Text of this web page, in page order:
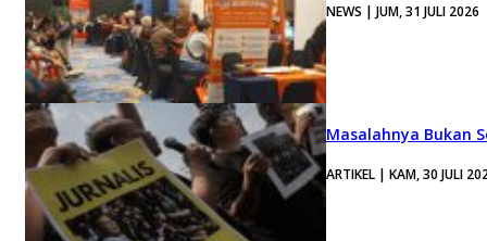
NEWS | JUM, 31 JULI 2026
Masalahnya Bukan
ARTIKEL | KAM, 30 JULI